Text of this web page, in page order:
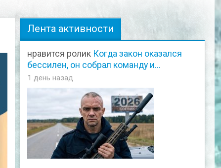
Лента активности
нравится ролик Когда закон оказался
бессилен, он собрал команду и...
1 день назад